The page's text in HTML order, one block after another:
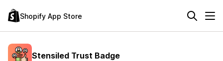
Shopify App Store
Stensiled Trust Badge